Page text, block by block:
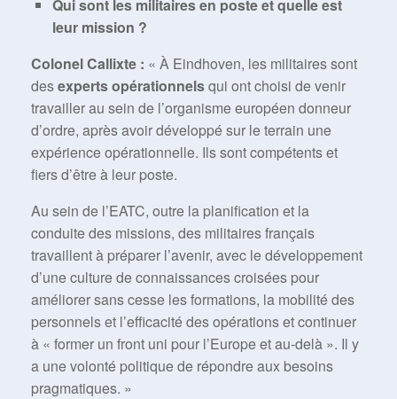
Qui sont les militaires en poste et quelle est
leur mission ?
Colonel Callixte : « À Eindhoven, les militaires sont
desexperts opérationnelsqui ont choisi de venir
travailler au sein de l’organisme européen donneur
d’ordre, après avoir développé sur le terrain une
expérience opérationnelle. Ils sont compétents et
fiers d’être à leur poste.
Au sein de l’EATC, outre la planification et la
conduite des missions, des militaires français
travaillent à préparer l’avenir, avec le développement
d’une culture de connaissances croisées pour
améliorer sans cesse les formations, la mobilité des
personnels et l’efficacité des opérations et continuer
à « former un front uni pour l’Europe et au-delà ». Il y
a une volonté politique de répondre aux besoins
pragmatiques. »